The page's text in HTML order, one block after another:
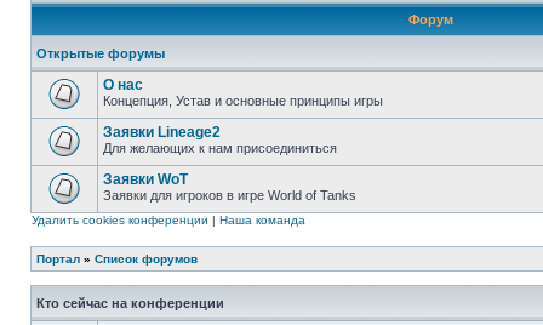
Форум
Открытые форумы
О нас
Концепция, Устав и основные принципы игры
Заявки Lineage2
Для желающих к нам присоединиться
Заявки WoT
Заявки для игроков в игре World of Tanks
Удалить cookies конференции | Наша команда
Портал » Список форумов
Кто сейчас на конференции